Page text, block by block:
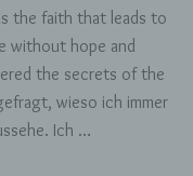
the faith that leads to
without hope and
the secrets of the
wieso ich immer
Ich …
oder
oder
mit